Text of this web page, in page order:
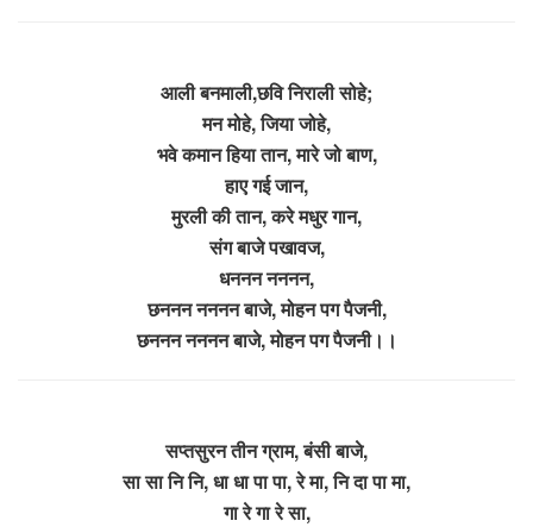
आली बनमाली,छवि निराली सोहे;
मन मोहे, जिया जोहे,
भवे कमान हिया तान, मारे जो बाण,
हाए गई जान,
मुरली की तान, करे मधुर गान,
संग बाजे पखावज,
धननन नननन,
छननन नननन बाजे, मोहन पग पैजनी,
छननन नननन बाजे, मोहन पग पैजनी।।
सप्तसुरन तीन ग्राम, बंसी बाजे,
सा सा नि नि, धा धा पा पा, रे मा, नि दा पा मा,
गा रे गा रे सा,